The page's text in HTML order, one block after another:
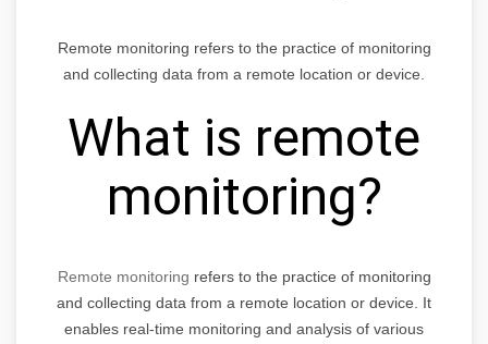
Remote monitoring refers to the practice of monitoring
and collecting data from a remote location or device.
What is remote
monitoring?
Remote monitoring refers to the practice of monitoring
and collecting data from a remote location or device. It
enables real-time monitoring and analysis of various